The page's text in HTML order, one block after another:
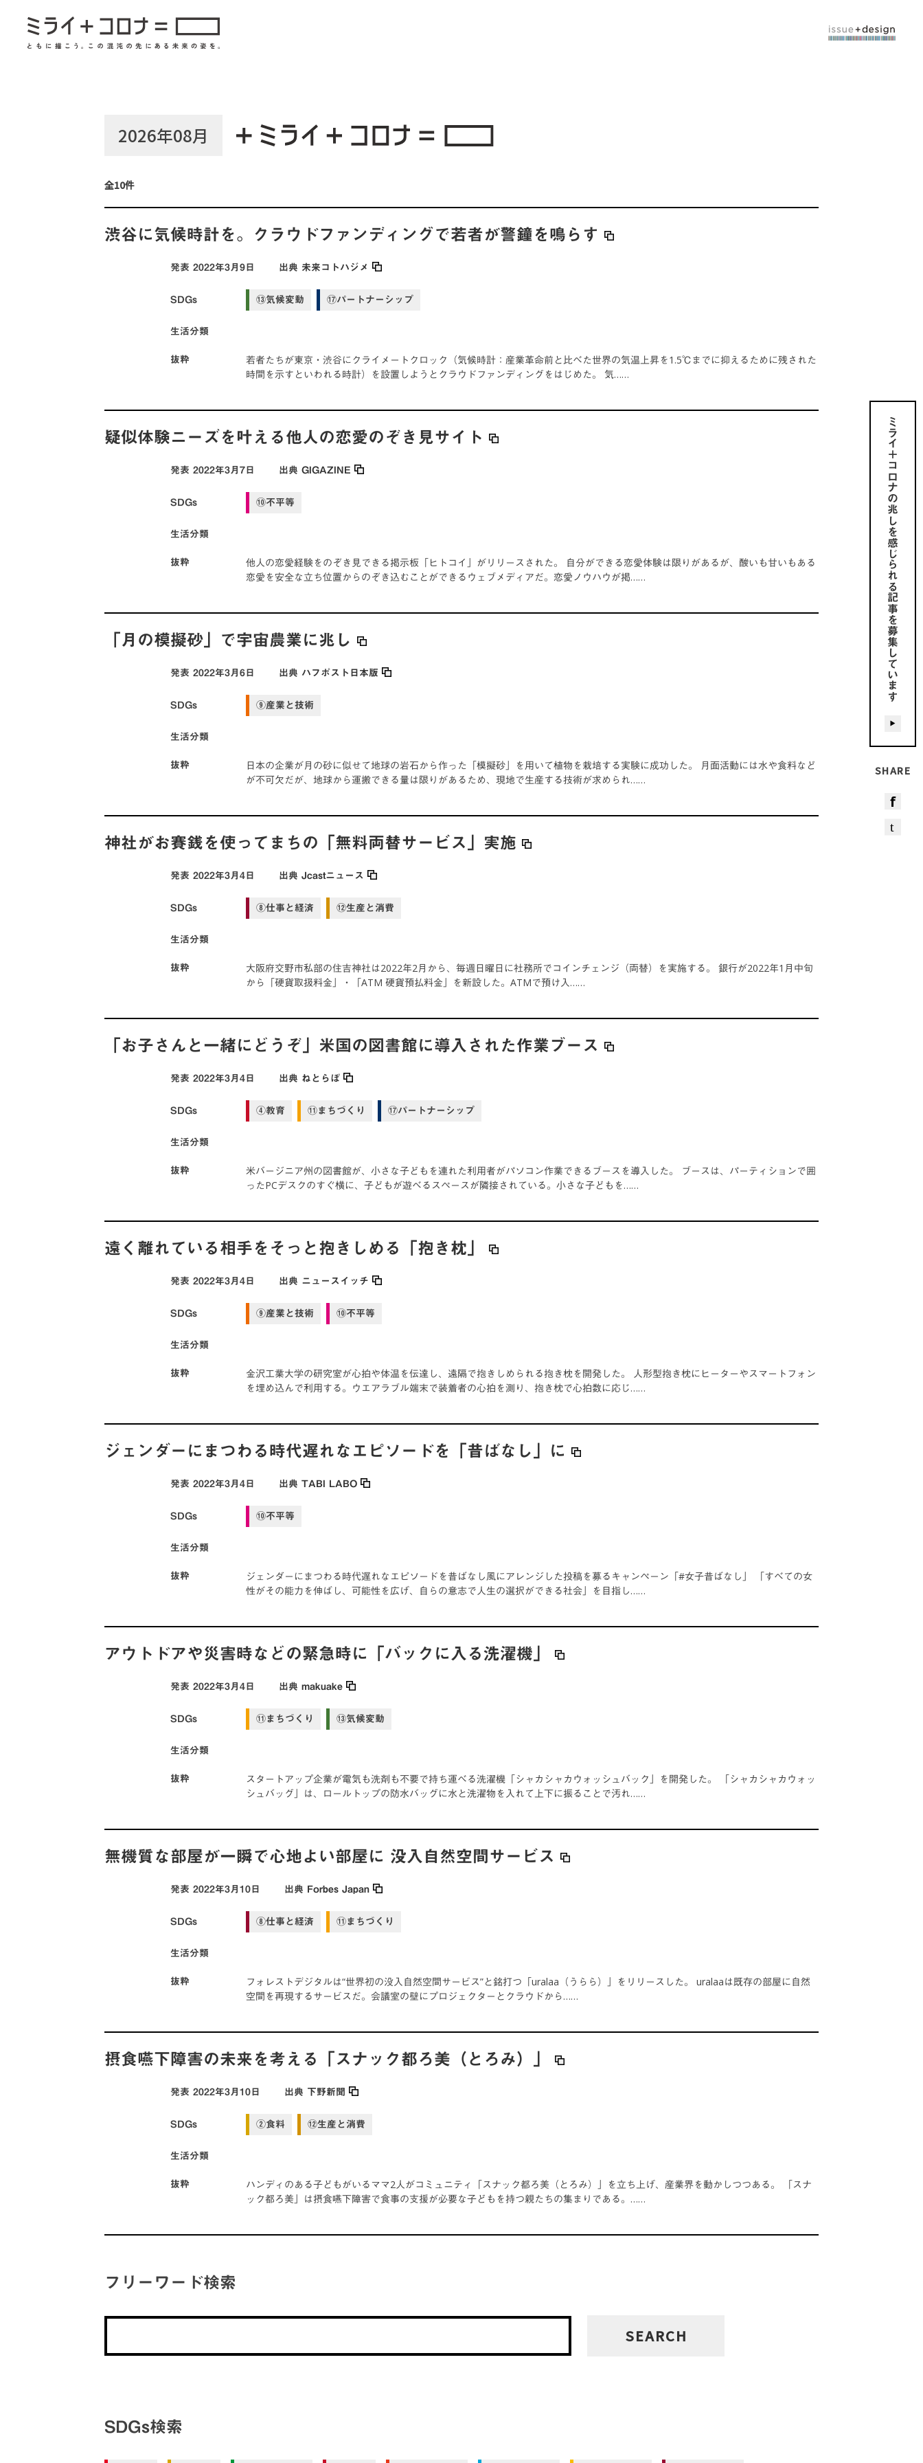
ミライ＋コロナの兆しを感じられる記事を
募集しています
SHARE
2026年08月
全10件
渋谷に気候時計を。クラウドファンディングで若者が警鐘を鳴らす
発表 2022年3月9日 出典 未来コトハジメ
SDGs ⑬気候変動 ⑰パートナーシップ
生活分類
抜粋
若者たちが東京・渋谷にクライメートクロック（気候時計：産業革命前と比べた世界の気温上昇を1.5℃までに抑えるために残された
時間を示すといわれる時計）を設置しようとクラウドファンディングをはじめた。 気……
疑似体験ニーズを叶える他人の恋愛のぞき見サイト
発表 2022年3月7日 出典 GIGAZINE
SDGs ⑩不平等
生活分類
抜粋
他人の恋愛経験をのぞき見できる掲示板「ヒトコイ」がリリースされた。 自分ができる恋愛体験は限りがあるが、酸いも甘いもある
恋愛を安全な立ち位置からのぞき込むことができるウェブメディアだ。恋愛ノウハウが掲……
「月の模擬砂」で宇宙農業に兆し
発表 2022年3月6日 出典 ハフポスト日本版
SDGs ⑨産業と技術
生活分類
抜粋
日本の企業が月の砂に似せて地球の岩石から作った「模擬砂」を用いて植物を栽培する実験に成功した。 月面活動には水や食料など
が不可欠だが、地球から運搬できる量は限りがあるため、現地で生産する技術が求められ……
神社がお賽銭を使ってまちの「無料両替サービス」実施
発表 2022年3月4日 出典 Jcastニュース
SDGs ⑧仕事と経済 ⑫生産と消費
生活分類
抜粋
大阪府交野市私部の住吉神社は2022年2月から、毎週日曜日に社務所でコインチェンジ（両替）を実施する。 銀行が2022年1月中旬
から「硬貨取扱料金」・「ATM 硬貨預払料金」を新設した。ATMで預け入……
「お子さんと一緒にどうぞ」米国の図書館に導入された作業ブース
発表 2022年3月4日 出典 ねとらぼ
SDGs ④教育 ⑪まちづくり ⑰パートナーシップ
生活分類
抜粋
米バージニア州の図書館が、小さな子どもを連れた利用者がパソコン作業できるブースを導入した。 ブースは、パーティションで囲
ったPCデスクのすぐ横に、子どもが遊べるスペースが隣接されている。小さな子どもを……
遠く離れている相手をそっと抱きしめる「抱き枕」
発表 2022年3月4日 出典 ニュースイッチ
SDGs ⑨産業と技術 ⑩不平等
生活分類
抜粋
金沢工業大学の研究室が心拍や体温を伝達し、遠隔で抱きしめられる抱き枕を開発した。 人形型抱き枕にヒーターやスマートフォン
を埋め込んで利用する。ウエアラブル端末で装着者の心拍を測り、抱き枕で心拍数に応じ……
ジェンダーにまつわる時代遅れなエピソードを「昔ばなし」に
発表 2022年3月4日 出典 TABI LABO
SDGs ⑩不平等
生活分類
抜粋
ジェンダーにまつわる時代遅れなエピソードを昔ばなし風にアレンジした投稿を募るキャンペーン「#女子昔ばなし」 「すべての女
性がその能力を伸ばし、可能性を広げ、自らの意志で人生の選択ができる社会」を目指し……
アウトドアや災害時などの緊急時に「バックに入る洗濯機」
発表 2022年3月4日 出典 makuake
SDGs ⑪まちづくり ⑬気候変動
生活分類
抜粋
スタートアップ企業が電気も洗剤も不要で持ち運べる洗濯機「シャカシャカウォッシュバック」を開発した。 「シャカシャカウォッ
シュバッグ」は、ロールトップの防水バッグに水と洗濯物を入れて上下に振ることで汚れ……
無機質な部屋が一瞬で心地よい部屋に 没入自然空間サービス
発表 2022年3月10日 出典 Forbes Japan
SDGs ⑧仕事と経済 ⑪まちづくり
生活分類
抜粋
フォレストデジタルは“世界初の没入自然空間サービス”と銘打つ「uralaa（うらら）」をリリースした。 uralaaは既存の部屋に自然
空間を再現するサービスだ。会議室の壁にプロジェクターとクラウドから……
摂食嚥下障害の未来を考える「スナック都ろ美（とろみ）」
発表 2022年3月10日 出典 下野新聞
SDGs ②食料 ⑫生産と消費
生活分類
抜粋
ハンディのある子どもがいるママ2人がコミュニティ「スナック都ろ美（とろみ）」を立ち上げ、産業界を動かしつつある。 「スナ
ック都ろ美」は摂食嚥下障害で食事の支援が必要な子どもを持つ親たちの集まりである。……
フリーワード検索
SDGs検索